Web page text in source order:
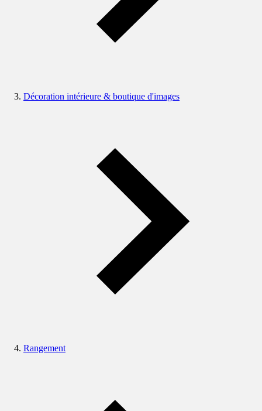
Décoration intérieure & boutique d'images
Rangement